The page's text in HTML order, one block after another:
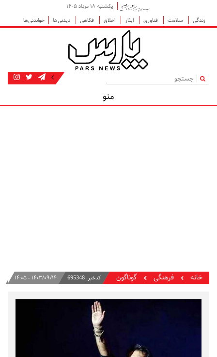
یکشنبه ۱۸ مرداد ۱۴۰۵
زندگی
سلامت فناوری ایثار اخلاق فکاهی دیدنی‌ها خواندنی‌ها
|
منو
خانه فرهنگی گوناگون کدخبر: 695348 ۱۴۰۳/۰۹/۱۴ - ۱۴:۰۵